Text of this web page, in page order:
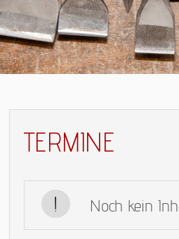
TERMINE
Noch kein